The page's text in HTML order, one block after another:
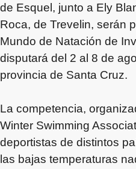
de Esquel, junto a Ely
Roca, de Trevelin, serán
Mundo de Natación de
disputará del 2 al 8 de
provincia de Santa Cruz.
La competencia,
Winter Swimming
deportistas de distintos
las bajas temperaturas